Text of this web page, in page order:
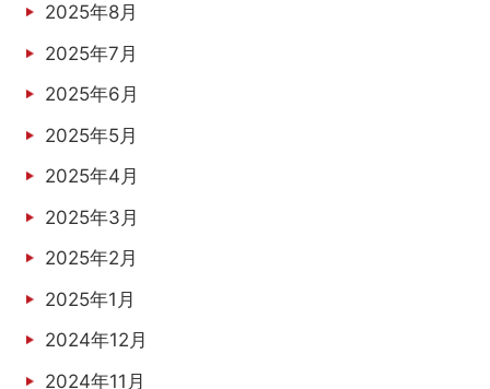
2025年8月
2025年7月
2025年6月
2025年5月
2025年4月
2025年3月
2025年2月
2025年1月
2024年12月
2024年11月